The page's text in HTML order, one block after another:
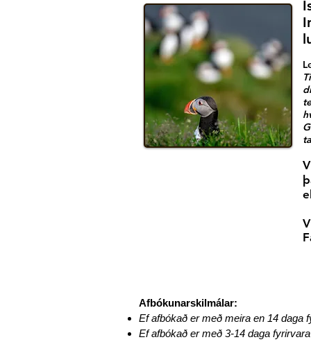
Afbókunarskilmálar:
Ef afbókað er með meira en 14 daga
Ef afbókað er með 3-14 daga